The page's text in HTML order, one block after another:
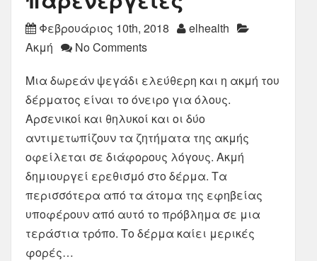
Φεβρουάριος 10th, 2018
elhealth
Ακμή
No Comments
Μια δωρεάν ψεγάδι ελεύθερη και η ακμή του
δέρματος είναι το όνειρο για όλους.
Αρσενικοί και θηλυκοί και οι δύο
αντιμετωπίζουν τα ζητήματα της ακμής
οφείλεται σε διάφορους λόγους. Ακμή
δημιουργεί ερεθισμό στο δέρμα. Τα
περισσότερα από τα άτομα της εφηβείας
υποφέρουν από αυτό το πρόβλημα σε μια
τεράστια τρόπο. Το δέρμα καίει μερικές
φορές…